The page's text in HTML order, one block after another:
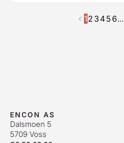
12 3 45 6...
ENCON AS
Dalsmoen 5
5709 Voss